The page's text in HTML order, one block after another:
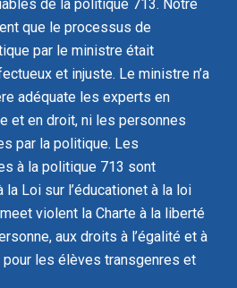
de la politique 713. Notre
que le processus de
par le ministre était
et injuste. Le ministre n’a
adéquate les experts en
et en droit, ni les personnes
par la politique. Les
à la politique 713 sont
la Loi sur l’éducationet à la loi
et violent la Charteà la liberté
aux droits à l’égalité et à
pour les élèves transgenres et